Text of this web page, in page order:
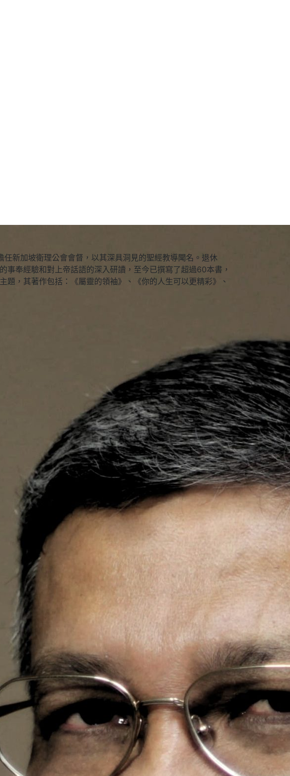
新加坡衛理公會會督，以其深具洞見的聖經教導聞名。退休
奉經驗和對上帝話語的深入研讀，至今已撰寫了超過60本書，
，其著作包括：《屬靈的領袖》、《你的人生可以更精彩》、